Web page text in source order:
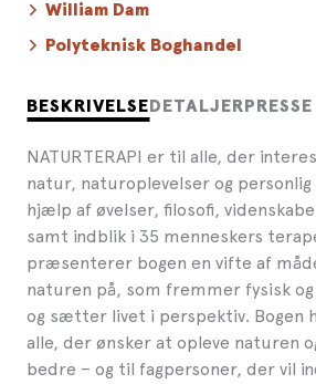
BESKRIVELSE DETALJER PRESSE
NATURTERAPI er til alle, der
natur, naturoplevelser og personlig
hjælp af øvelser, filosofi,
samt indblik i 35 menneskers
præsenterer bogen en vifte af
naturen på, som fremmer fysisk
og sætter livet i perspektiv. Bogen
alle, der ønsker at opleve naturen
bedre – og til fagpersoner, der vil
William Dam
Polyteknisk Boghandel